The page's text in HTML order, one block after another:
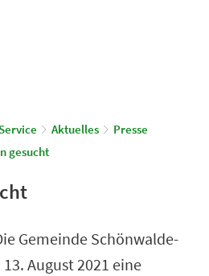
Aktuelles
Presse
gesucht
Gemeinde Schönwalde-
August 2021 eine